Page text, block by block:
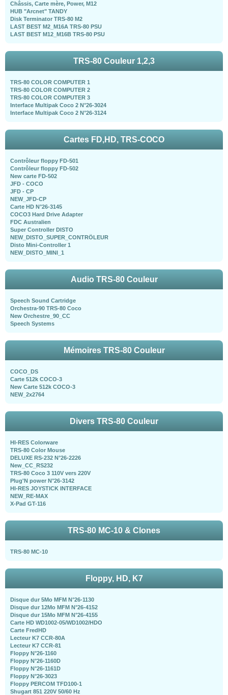
Châssis, Carte mère, Power, M12
HUB "Arcnet" TANDY
Disk Terminator TRS-80 M2
LAST BEST M2_M16A TRS-80 PSU
LAST BEST M12_M16B TRS-80 PSU
TRS-80 Couleur 1,2,3
TRS-80 COLOR COMPUTER 1
TRS-80 COLOR COMPUTER 2
TRS-80 COLOR COMPUTER 3
Interface Multipak Coco 2 N°26-3024
Interface Multipak Coco 2 N°26-3124
Cartes FD,HD, TRS-COCO
Contrôleur floppy FD-501
Contrôleur floppy FD-502
New carte FD-502
JFD - COCO
JFD - CP
NEW_JFD-CP
Carte HD N°26-3145
COCO3 Hard Drive Adapter
FDC Australien
Super Controller DISTO
NEW_DISTO_SUPER_CONTRÖLEUR
Disto Mini-Controller 1
NEW_DISTO_MINI_1
Audio TRS-80 Couleur
Speech Sound Cartridge
Orchestra-90 TRS-80 Coco
New Orchestre_90_CC
Speech Systems
Mémoires TRS-80 Couleur
COCO_DS
Carte 512k COCO-3
New Carte 512k COCO-3
NEW_2x2764
Divers TRS-80 Couleur
HI-RES Colorware
TRS-80 Color Mouse
DELUXE RS-232 N°26-2226
New_CC_RS232
TRS-80 Coco 3 110V vers 220V
Plug'N power N°26-3142
HI-RES JOYSTICK INTERFACE
NEW_RE-MAX
X-Pad GT-116
TRS-80 MC-10 & Clones
TRS-80 MC-10
Floppy, HD, K7
Disque dur 5Mo MFM N°26-1130
Disque dur 12Mo MFM N°26-4152
Disque dur 15Mo MFM N°26-4155
Carte HD WD1002-05/WD1002/HDO
Carte FredHD
Lecteur K7 CCR-80A
Lecteur K7 CCR-81
Floppy N°26-1160
Floppy N°26-1160D
Floppy N°26-1161D
Floppy N°26-3023
Floppy PERCOM TFD100-1
Shugart 851 220V 50/60 Hz